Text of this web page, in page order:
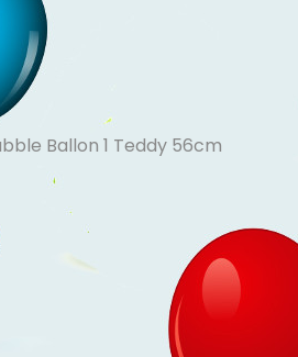
Ballon 1 Teddy 56cm